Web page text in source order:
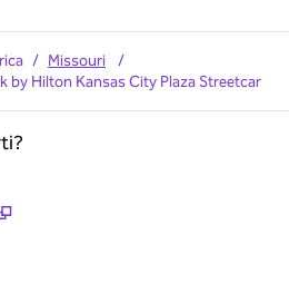
/ Missouri
/
by Hilton Kansas City Plaza Streetcar
,